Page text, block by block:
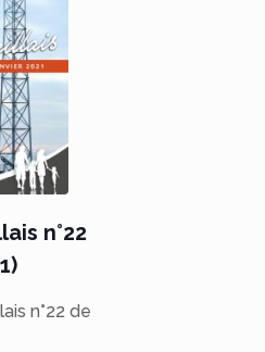
n°22
n°22 de